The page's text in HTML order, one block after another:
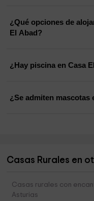
¿Qué opciones de
El Abad?
¿Hay piscina en Casa
¿Se admiten mascotas
Casas Rurales en
Casas rurales con
Asturias